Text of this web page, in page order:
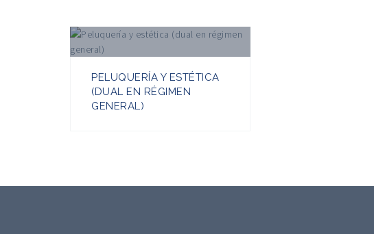
PELUQUERÍA Y ESTÉTICA
(DUAL EN RÉGIMEN
GENERAL)